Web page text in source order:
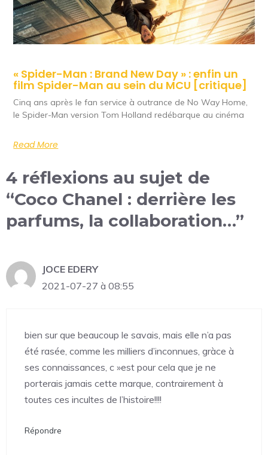
« Spider-Man : Brand New Day » : enfin un
film Spider-Man au sein du MCU [critique]
Cinq ans après le fan service à outrance de No Way Home,
le Spider-Man version Tom Holland redébarque au cinéma
Read More
4 réflexions au sujet de
“Coco Chanel : derrière les
parfums, la collaboration…”
JOCE EDERY
2021-07-27 à 08:55
bien sur que beaucoup le savais, mais elle n’a pas
été rasée, comme les milliers d’inconnues, gràce à
ses connaissances, c »est pour cela que je ne
porterais jamais cette marque, contrairement à
toutes ces incultes de l’histoire!!!!
Répondre